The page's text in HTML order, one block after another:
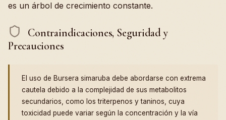
es un árbol de crecimiento constante.
Contraindicaciones, Seguridad y
Precauciones
El uso de Bursera simaruba debe abordarse con extrema
cautela debido a la complejidad de sus metabolitos
secundarios, como los triterpenos y taninos, cuya
toxicidad puede variar según la concentración y la vía